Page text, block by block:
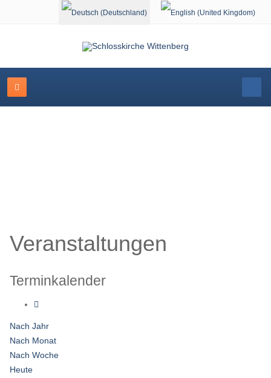
Sprache auswählen
Veranstaltungen
Terminkalender
Nach Jahr
Nach Monat
Nach Woche
Heute